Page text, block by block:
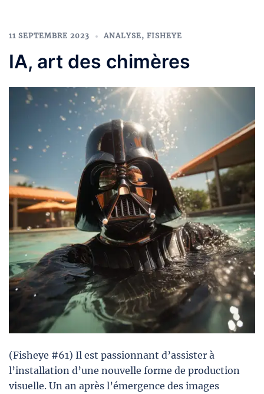
11 SEPTEMBRE 2023 ANALYSE, FISHEYE
IA, art des chimères
(Fisheye #61) Il est passionnant d’assister à
l’installation d’une nouvelle forme de production
visuelle. Un an après l’émergence des images